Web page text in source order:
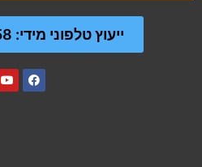
ייעוץ טלפוני מידי: 058-3111058